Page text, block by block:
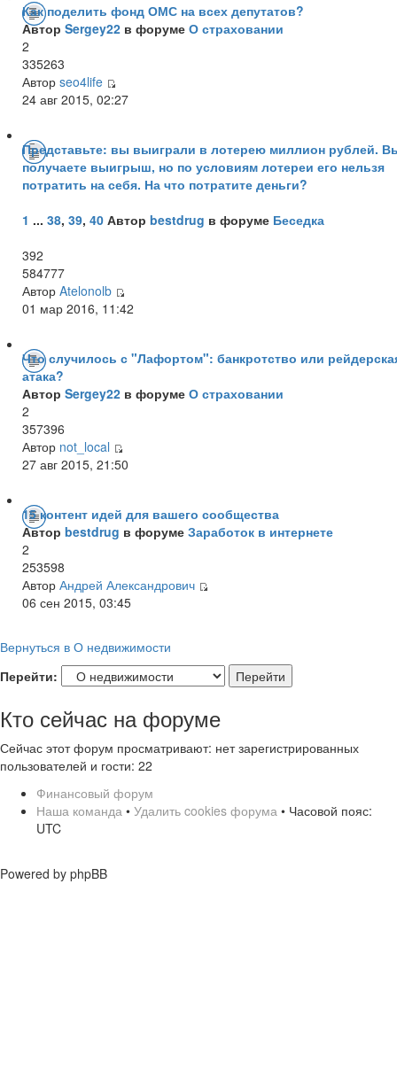
Как поделить фонд ОМС на всех депутатов?
Автор Sergey22 в форуме О страховании
2
335263
Автор seo4life
24 авг 2015, 02:27
Представьте: вы выиграли в лотерею миллион рублей.
получаете выигрыш, но по условиям лотереи его нельзя
потратить на себя. На что потратите деньги?
1 ... 38, 39, 40 Автор bestdrug в форуме Беседка
392
584777
Автор Atelonolb
01 мар 2016, 11:42
Что случилось с "Лафортом": банкротство или
атака?
Автор Sergey22 в форуме О страховании
2
357396
Автор not_local
27 авг 2015, 21:50
15 контент идей для вашего сообщества
Автор bestdrug в форуме Заработок в интернете
2
253598
Автор Андрей Александрович
06 сен 2015, 03:45
Вернуться в О недвижимости
Перейти:
Кто сейчас на форуме
Сейчас этот форум просматривают: нет зарегистрированных
пользователей и гости: 22
Финансовый форум
Наша команда • Удалить cookies форума • Часовой пояс:
UTC
Powered by phpBB